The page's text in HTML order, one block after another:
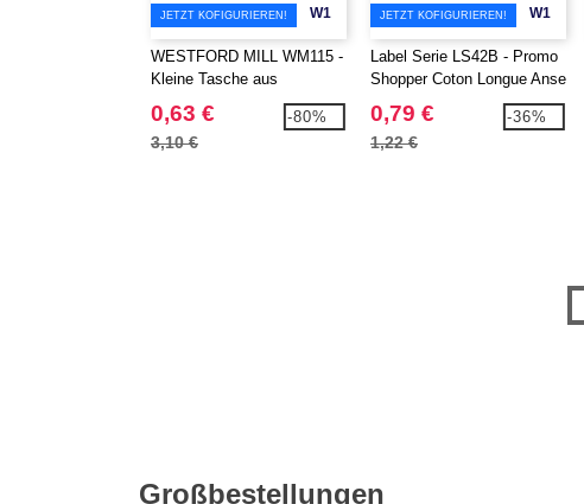
W1
JETZT KOFIGURIEREN!
WESTFORD MILL WM115 -
Kleine Tasche aus
Baumwolle
0,63 €
3,10 €
-80%
W1
JETZT KOFIGURIEREN!
Label Serie LS42B - Promo
Shopper Coton Longue Anse
0,79 €
1,22 €
-36%
Großbestellungen